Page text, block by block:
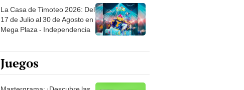
17 de Julio al 30 de Agosto en
Mega Plaza - Independencia
Juegos
Mastergrama: ¡Descubre las
palabras escondidas en